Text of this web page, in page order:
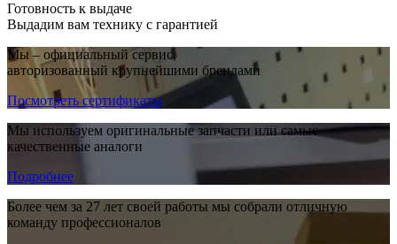
Готовность к выдаче
Выдадим вам технику с гарантией
Мы – официальный сервис,
авторизованный крупнейшими брендами
Посмотреть сертификаты
Мы используем оригинальные запчасти или самые
качественные аналоги
Подробнее
Более чем за 27 лет своей работы мы собрали отличную
команду профессионалов